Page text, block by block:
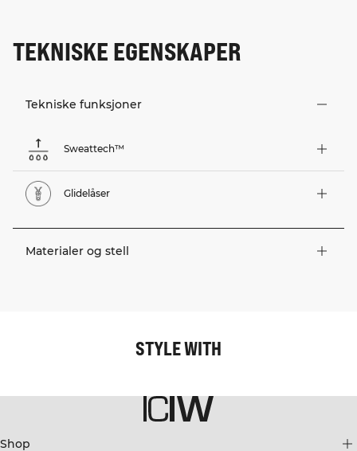
TEKNISKE EGENSKAPER
Tekniske funksjoner
Sweattech™
Glidelåser
Materialer og stell
STYLE WITH
Shop